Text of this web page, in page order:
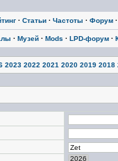
· Статьи· Частоты · Форум·
· Музей· Mods · LPD-форум·
2023 2022 2021 2020 2019 2018